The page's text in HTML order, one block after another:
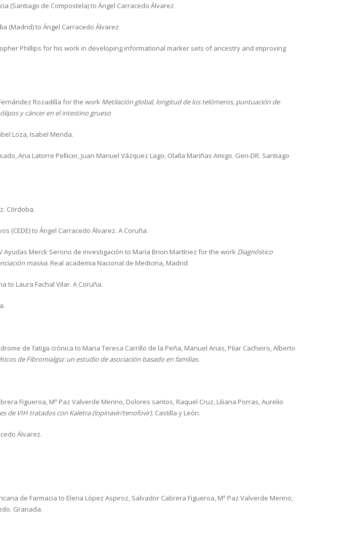
(Santiago de Compostela) to Ángel Carracedo Álvarez
(Madrid) to Ángel Carracedo Álvarez
Phillips for his work in developing informational marker sets of ancestry and improving
Rozadilla for the work Metilación global, longitud de los telómeros, puntuación de
y cáncer en el intestino grueso
Loza, Isabel Merida.
Ana Latorre Pellicer, Juan Manuel Vázquez Lago, Olalla Mariñas Amigo. Gen-DR. Santiago
Córdoba.
(CEDE) to Ángel Carracedo Álvarez. A Coruña.
Ayudas Merck Serono de investigación to María Brion Martínez for the work Diagnóstico
masiva. Real academia Nacional de Medicina, Madrid
to Laura Fachal Vilar. A Coruña.
de fatiga crónica to Maria Teresa Carrillo de la Peña, Manuel Arias, Pilar Cacheiro, Alberto
de Fibromialgia: un estudio de asociación basado en familias.
Figueroa, Mª Paz Valverde Merino, Dolores santos, Raquel Cruz, Liliana Porras, Aurelio
de VIH tratados con Kaletra (lopinavir/tenofovir). Castilla y León.
Álvarez.
de Farmacia to Elena López Aspiroz, Salvador Cabrera Figueroa, Mª Paz Valverde Merino,
Granada.